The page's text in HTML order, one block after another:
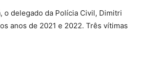
o delegado da Polícia Civil, Dimitri
anos de 2021 e 2022. Três vítimas